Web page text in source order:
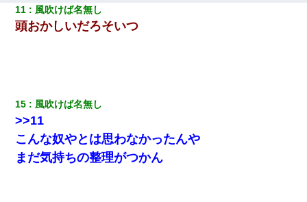
【驚愕】5000円でＪＫと行為してきたが後悔しかない…
彼氏家「うちは墨入れるのが伝統だから。お前も彫れ」 → 結果…
私は家が貧しくて、手に職をつけようと看護師になった。だけど
卒業を控えた年の1月末、車にひかれて看護師になれなくなった。
11 風吹けば名無し
頭おかしいだろそいつ
15 風吹けば名無し
>>11
こんな奴やとは思わなかったんや
まだ気持ちの整理がつかん